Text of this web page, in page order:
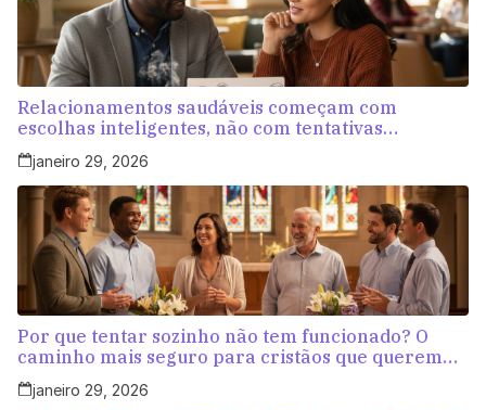
Relacionamentos saudáveis começam com
escolhas inteligentes, não com tentativas
aleatórias
janeiro 29, 2026
Por que tentar sozinho não tem funcionado? O
caminho mais seguro para cristãos que querem
amar com propósito
janeiro 29, 2026